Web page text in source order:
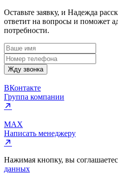
Оставьте заявку, и Надежда
ответит на вопросы и поможет
потребности.
Жду звонка
ВКонтакте
Группа компании
MAX
Написать менеджеру
Нажимая кнопку, вы
данных